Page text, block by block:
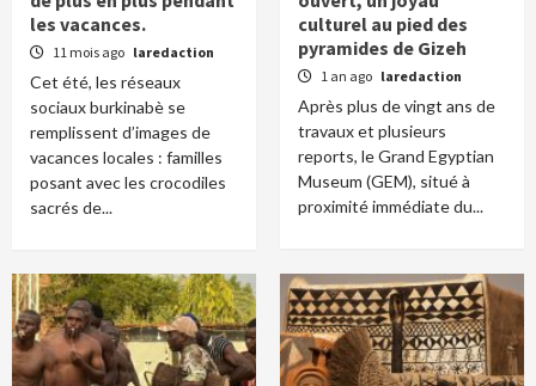
les vacances.
11 mois ago laredaction
Cet été, les réseaux
sociaux burkinabè se
remplissent d’images de
vacances locales : familles
posant avec les crocodiles
sacrés de...
culturel au pied des
pyramides de Gizeh
1 an ago laredaction
Après plus de vingt ans de
travaux et plusieurs
reports, le Grand Egyptian
Museum (GEM), situé à
proximité immédiate du...